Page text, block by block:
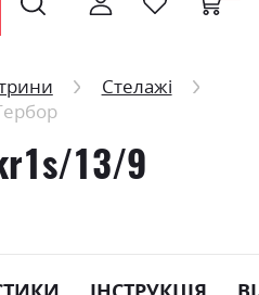
Стелажі
13/9